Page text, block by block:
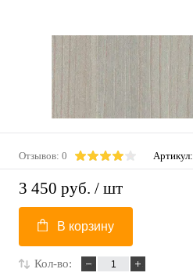
Отзывов: 0 Артикул:
3 450 руб. / шт
В корзину
Кол-во: